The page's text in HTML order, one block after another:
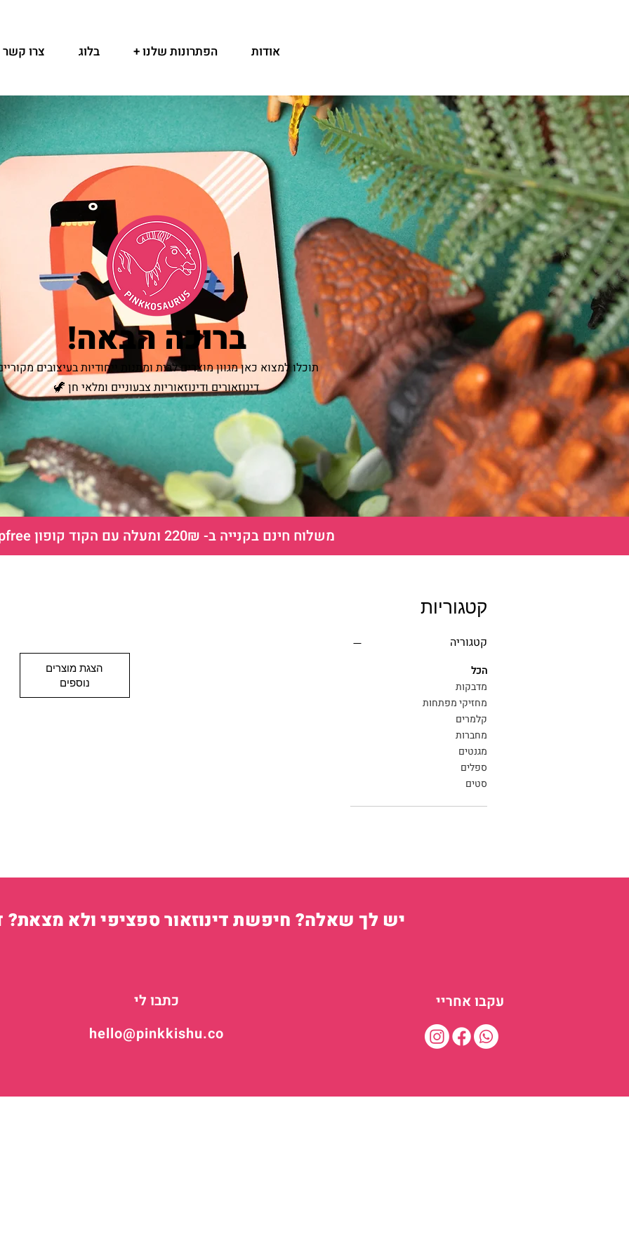
אודות הפתרונות שלנו + בלוג צרו קשר
ברוכה הבאה!
תוכלו למצוא כאן מגוון מוצרים לבית ומתנות ייחודיות בעיצובים
דינוזאורים ודינוזאוריות צבעוניים ומלאי חן 🦖
משלוח חינם בקנייה ב- 220₪ ומעלה עם הקוד קופון shipfree
קטגוריות
קטגוריה
הכל
מדבקות
מחזיקי מפתחות
קלמרים
מחברות
מגנטים
ספלים
סטים
הצגת מוצרים
נוספים
יש לך שאלה? חיפשת דינוזאור ספציפי ולא מצאת?
כתבו לי
hello@pinkkishu.co
עקבו אחריי